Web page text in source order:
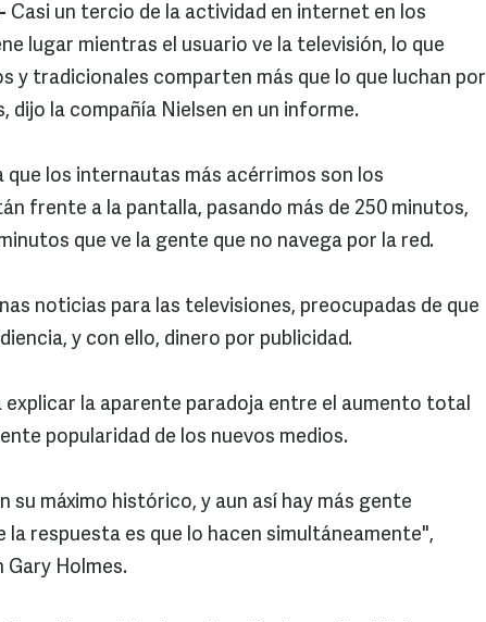
Casi un tercio de la actividad en internet en los
lugar mientras el usuario ve la televisión, lo que
y tradicionales comparten más que lo que luchan por
dijo la compañía Nielsen en un informe.
que los internautas más acérrimos son los
frente a la pantalla, pasando más de 250 minutos,
que ve la gente que no navega por la red.
noticias para las televisiones, preocupadas de que
y con ello, dinero por publicidad.
explicar la aparente paradoja entre el aumento total
popularidad de los nuevos medios.
su máximo histórico, y aun así hay más gente
respuesta es que lo hacen simultáneamente",
Gary Holmes.